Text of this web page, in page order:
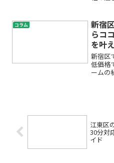
き、
「実
に満足
たくさ
コラム
新宿
らコ
を叶
新宿区
低価格
ームの
ョン
「安
江東区
30分対
イド